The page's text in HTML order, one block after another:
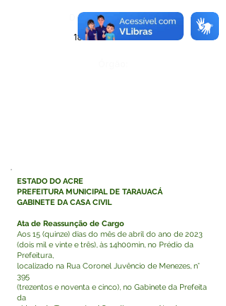
Data da Publicação:
18 de abril de 2023
ESTADO DO ACRE
PREFEITURA MUNICIPAL DE TARAUACÁ
GABINETE DA CASA CIVIL
Ata de Reassunção de Cargo
Aos 15 (quinze) dias do mês de abril do ano de 2023
(dois mil e vinte e três), às 14h00min, no Prédio da
Prefeitura,
localizado na Rua Coronel Juvêncio de Menezes, n°
395
(trezentos e noventa e cinco), no Gabinete da Prefeita
da